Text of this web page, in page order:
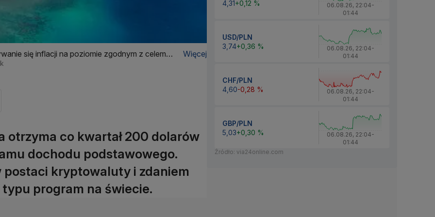
się inflacji na poziomie zgodnym z celem Więcej
otrzyma co kwartał 200 dolarów
dochodu podstawowego.
postaci kryptowaluty i zdaniem
program na świecie.
4,31+0,12 % 06.08.26, 22:04-
01:44
USD/PLN
3,74+0,36 % 06.08.26, 22:04-
01:44
CHF/PLN
4,60-0,28 % 06.08.26, 22:04-
01:44
GBP/PLN
5,03+0,30 % 06.08.26, 22:04-
01:44
Źródło: via24online.com